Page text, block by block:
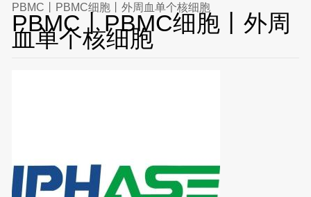
PBMC丨PBMC细胞丨外周血单个核细胞
PBMC丨PBMC细胞丨外周
血单个核细胞